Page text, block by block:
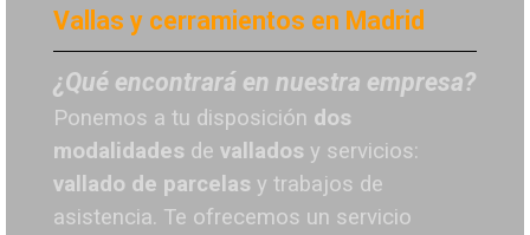
Vallas y cerramientos en Madrid
¿Qué encontrará en nuestra empresa?
Ponemos a tu disposición dos
modalidades de vallados y servicios:
vallado de parcelas y trabajos de
asistencia. Te ofrecemos un servicio